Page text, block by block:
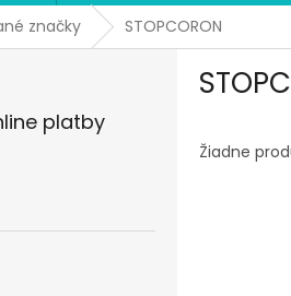
značky STOPCORON
platby
Žiadne